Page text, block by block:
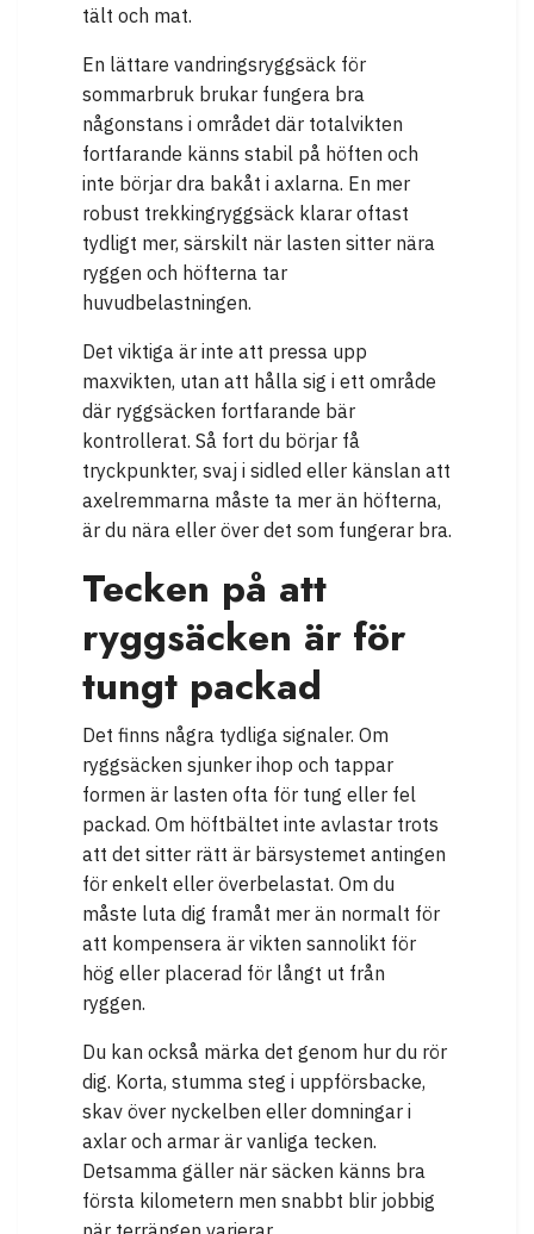
tält och mat.
En lättare vandringsryggsäck för
sommarbruk brukar fungera bra
någonstans i området där totalvikten
fortfarande känns stabil på höften och
inte börjar dra bakåt i axlarna. En mer
robust trekkingryggsäck klarar oftast
tydligt mer, särskilt när lasten sitter nära
ryggen och höfterna tar
huvudbelastningen.
Det viktiga är inte att pressa upp
maxvikten, utan att hålla sig i ett område
där ryggsäcken fortfarande bär
kontrollerat. Så fort du börjar få
tryckpunkter, svaj i sidled eller känslan att
axelremmarna måste ta mer än höfterna,
är du nära eller över det som fungerar bra.
Tecken på att
ryggsäcken är för
tungt packad
Det finns några tydliga signaler. Om
ryggsäcken sjunker ihop och tappar
formen är lasten ofta för tung eller fel
packad. Om höftbältet inte avlastar trots
att det sitter rätt är bärsystemet antingen
för enkelt eller överbelastat. Om du
måste luta dig framåt mer än normalt för
att kompensera är vikten sannolikt för
hög eller placerad för långt ut från
ryggen.
Du kan också märka det genom hur du rör
dig. Korta, stumma steg i uppförsbacke,
skav över nyckelben eller domningar i
axlar och armar är vanliga tecken.
Detsamma gäller när säcken känns bra
första kilometern men snabbt blir jobbig